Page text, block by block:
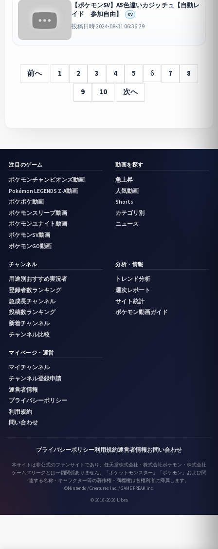
【ポケモンSV】A5色違いカジッチュ【自動レ
イド 参加自由】
SV
投稿日時 2024-08-31 06:36:29
前へ 1 2 3 4 5 6 7
8
9
10 次へ
注目のゲーム
ポケモンチャンピオンズ動画
Pokémon LEGENDS Z-A動画
ポケポケ動画
ポケモンスリープ動画
ポケモンユナイト動画
ポケモンSV動画
ポケモンGO動画
動画を探す
急上昇
人気動画
Shorts
カテゴリ別
ニュース
チャンネル
用途別おすすめ実況者
登録者数ランキング
急成長チャンネル
投稿数ランキング
新着チャンネル
チャンネル比較
分析・情報
トレンド分析
週次レポート
サイト統計
ポケモン動画ガイド
マイページ・運営
マイチャンネル
チャンネル登録申請
運営者情報
プライバシーポリシー
利用規約
問い合わせ
プライバシーポリシー利用規約運営者情報お問い合わせ
本サイトは非公式のファンサイトであり、任天堂株式会社・株式会社ポケモン・株式会社
ゲームフリークとは一切関係ありません。「ポケットモンスター」「ポケモン」および関
連する名称・キャラクター等の著作権・商標権は各権利者に帰属します。
©Nintendo / Creatures Inc. / GAME FREAK inc.
© 2018-2026 Libra